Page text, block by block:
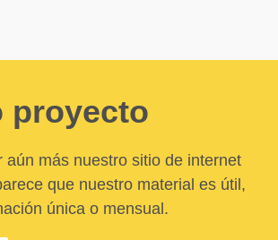
proyecto
más nuestro sitio de internet
que nuestro material es útil,
única o mensual.